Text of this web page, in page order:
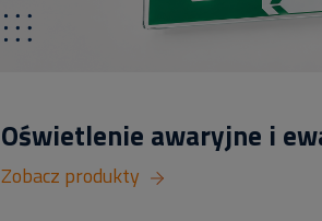
Oświetlenie awaryjne i
Zobacz produkty